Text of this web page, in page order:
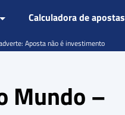
Calculadora de apostas
Mundo –
Aposta não é investimento